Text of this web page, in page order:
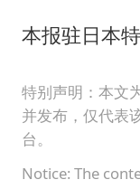
本报驻日本
特别声明：本文
并发布，仅代表
台。
Notice: The